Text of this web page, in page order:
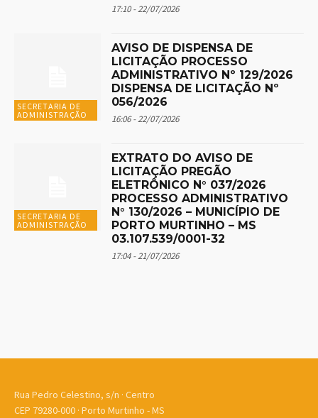
17:10 - 22/07/2026
SECRETARIA DE
ADMINISTRAÇÃO
AVISO DE DISPENSA DE
LICITAÇÃO PROCESSO
ADMINISTRATIVO Nº 129/2026
DISPENSA DE LICITAÇÃO Nº
056/2026
16:06 - 22/07/2026
SECRETARIA DE
ADMINISTRAÇÃO
EXTRATO DO AVISO DE
LICITAÇÃO PREGÃO
ELETRÔNICO N° 037/2026
PROCESSO ADMINISTRATIVO
N° 130/2026 – MUNICÍPIO DE
PORTO MURTINHO – MS
03.107.539/0001-32
17:04 - 21/07/2026
Rua Pedro Celestino, s/n · Centro
CEP 79280-000 · Porto Murtinho - MS